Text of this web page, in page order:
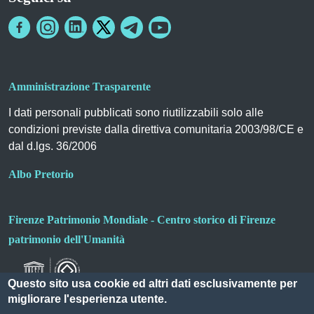
Amministrazione Trasparente
I dati personali pubblicati sono riutilizzabili solo alle
condizioni previste dalla direttiva comunitaria 2003/98/CE e
dal d.lgs. 36/2006
Albo Pretorio
Firenze Patrimonio Mondiale - Centro storico di Firenze
patrimonio dell'Umanità
Questo sito usa cookie ed altri dati esclusivamente per
migliorare l'esperienza utente.